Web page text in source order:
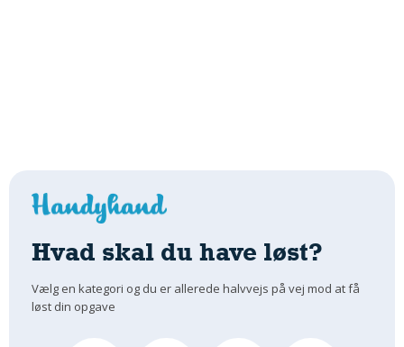
Hvad skal du have løst?
Vælg en kategori og du er allerede halvvejs på vej mod at få
løst din opgave